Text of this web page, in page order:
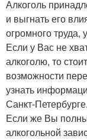
Алкоголь
и выгнать его
огромного труда,
Если у Вас не
алкоголю, то
возможности
узнать
Санкт-Петербурге.
Если же Вы полны
алкогольной